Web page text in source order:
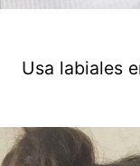
Usa labiales